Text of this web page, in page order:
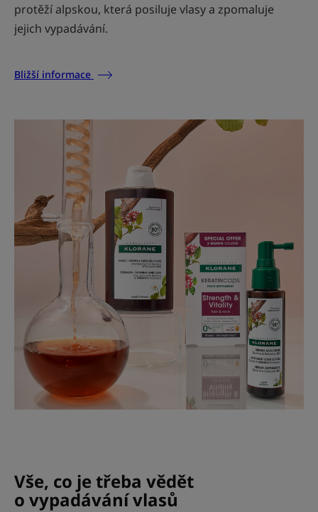
protěží alpskou, která posiluje vlasy a zpomaluje
jejich vypadávání.
Bližší informace
Vše, co je třeba vědět
o vypadávání vlasů